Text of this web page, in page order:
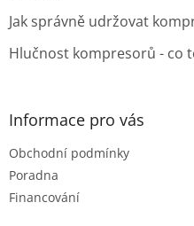
Jak správně udržovat
Hlučnost kompresorů - co
Informace pro vás
Obchodní podmínky
Poradna
Financování